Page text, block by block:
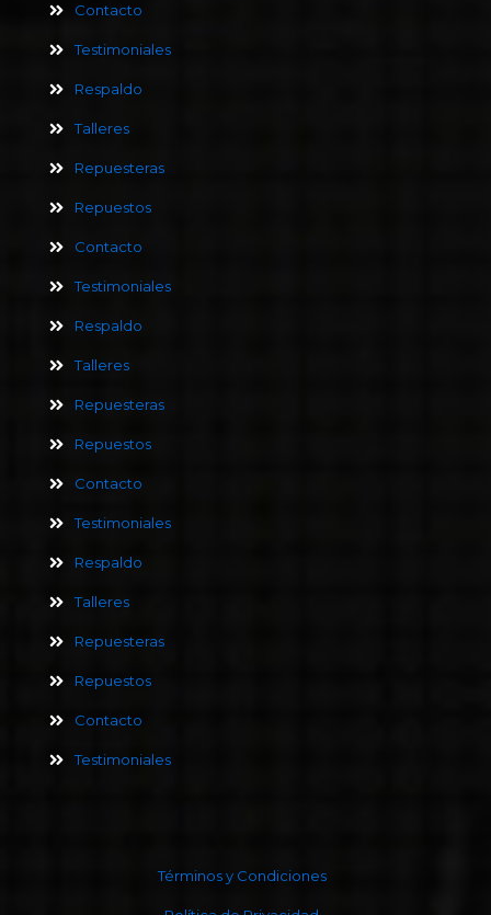
Contacto
Testimoniales
Respaldo
Talleres
Repuesteras
Repuestos
Contacto
Testimoniales
Respaldo
Talleres
Repuesteras
Repuestos
Contacto
Testimoniales
Respaldo
Talleres
Repuesteras
Repuestos
Contacto
Testimoniales
Términos y Condiciones